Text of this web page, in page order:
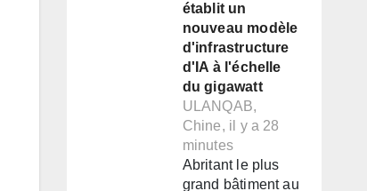
établit un
nouveau modèle
d'infrastructure
d'IA à l'échelle
du gigawatt
ULANQAB,
Chine, il y a 28
minutes
Abritant le plus
grand bâtiment au